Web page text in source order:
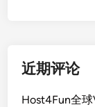
近期评论
Host4Fun全